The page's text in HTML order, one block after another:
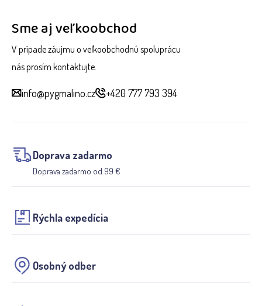
Sme aj veľkoobchod
V prípade záujmu o veľkoobchodnú spoluprácu
nás prosím kontaktujte.
info@pygmalino.cz +420 777 793 394
Doprava zadarmo
Doprava zadarmo od 99 €
Rýchla expedícia
Osobný odber